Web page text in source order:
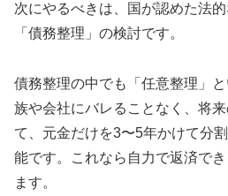
次にやるべきは、国が認めた法
「債務整理」の検討です。
債務整理の中でも「任意整理」
族や会社にバレることなく、将
て、元金だけを3〜5年かけて分
能です。これなら自力で返済で
ます。